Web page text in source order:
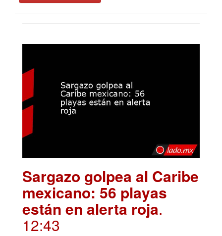
Sargazo golpea al Caribe
mexicano: 56 playas
están en alerta roja.
12:43